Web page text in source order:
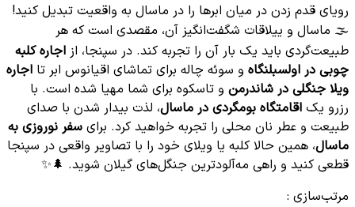
رویای قدم زدن در میان ابرها را در ماسال به واقعیت تبدیل کنید!
🌫️ ماسال و ییلاقات شگفت‌انگیز آن، مقصدی است که هر
طبیعت‌گردی باید یک بار آن را تجربه کند. در سپنجا، از اجاره کلبه
چوبی در اولسبلنگاه و سوئه چاله برای تماشای اقیانوس ابر تا اجاره
ویلا جنگلی در شاندرمن و تاسکوه برای شما مهیا شده است. با
رزرو یک اقامتگاه بومگردی در ماسال، لذت بیدار شدن با صدای
طبیعت و عطر نان محلی را تجربه خواهید کرد. برای سفر نوروزی به
ماسال، همین حالا کلبه یا ویلای خود را با تصاویر واقعی در سپنجا
قطعی کنید و راهی مه‌آلودترین جنگل‌های گیلان شوید. 🌲✨
مرتب‌سازی :